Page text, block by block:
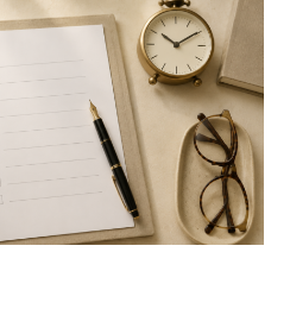
להכין
לפגישת
ייעוץ
אצל
עורך
דין